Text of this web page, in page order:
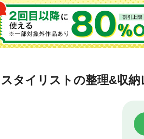
タイリストの整理&収納